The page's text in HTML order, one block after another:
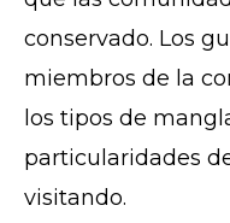
conservado. Los
miembros de la
los tipos de
particularidades
visitando.